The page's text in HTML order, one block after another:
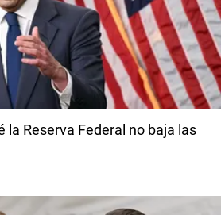
la Reserva Federal no baja las